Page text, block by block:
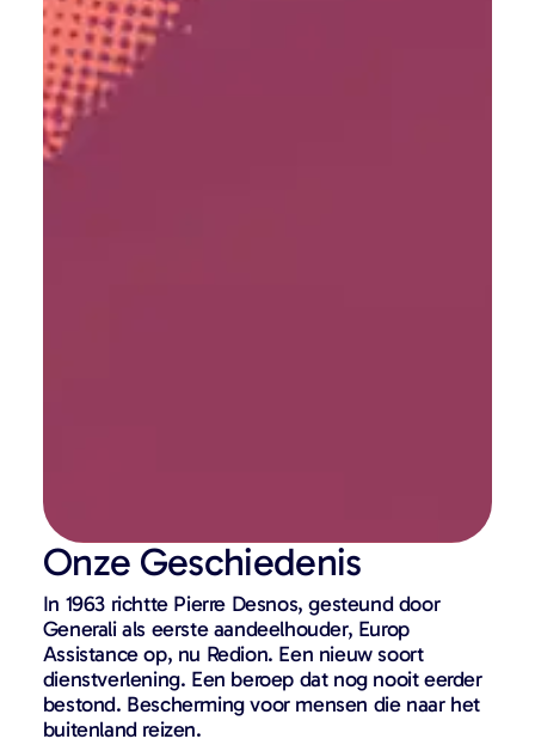
Onze Geschiedenis
In 1963 richtte Pierre Desnos, gesteund door
Generali als eerste aandeelhouder, Europ
Assistance op, nu Redion. Een nieuw soort
dienstverlening. Een beroep dat nog nooit eerder
bestond. Bescherming voor mensen die naar het
buitenland reizen.